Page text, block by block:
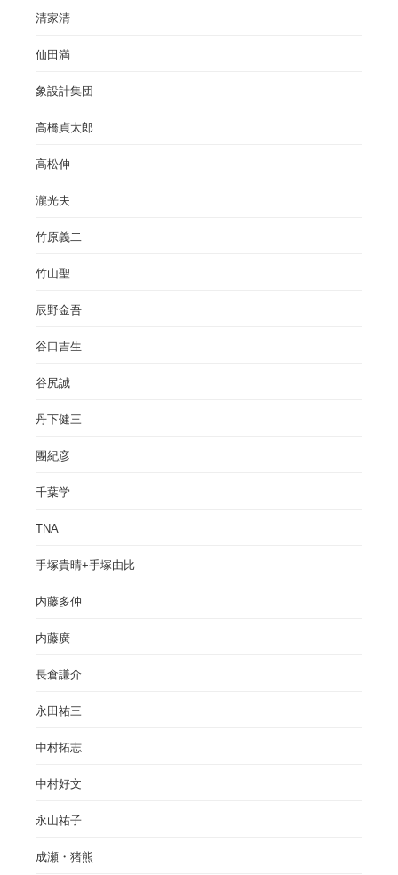
清家清
仙田満
象設計集団
高橋貞太郎
高松伸
瀧光夫
竹原義二
竹山聖
辰野金吾
谷口吉生
谷尻誠
丹下健三
團紀彦
千葉学
TNA
手塚貴晴+手塚由比
内藤多仲
内藤廣
長倉謙介
永田祐三
中村拓志
中村好文
永山祐子
成瀬・猪熊